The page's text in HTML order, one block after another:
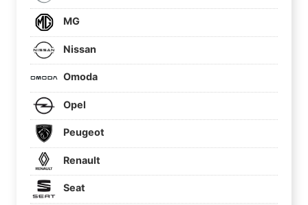
MG
Nissan
Omoda
Opel
Peugeot
Renault
Seat